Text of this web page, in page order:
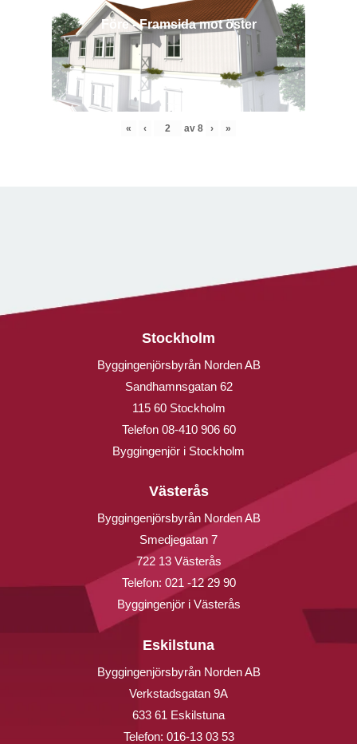
Före - Framsida mot öster
« ‹ av 8 › »
Stockholm
Byggingenjörsbyrån Norden AB
Sandhamnsgatan 62
115 60 Stockholm
Telefon 08-410 906 60
Byggingenjör i Stockholm
Västerås
Byggingenjörsbyrån Norden AB
Smedjegatan 7
722 13 Västerås
Telefon: 021 -12 29 90
Byggingenjör i Västerås
Eskilstuna
Byggingenjörsbyrån Norden AB
Verkstadsgatan 9A
633 61 Eskilstuna
Telefon: 016-13 03 53